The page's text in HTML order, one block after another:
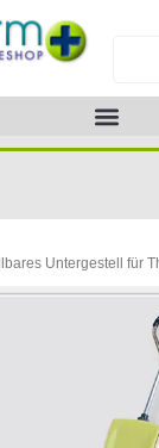
Untergestell für